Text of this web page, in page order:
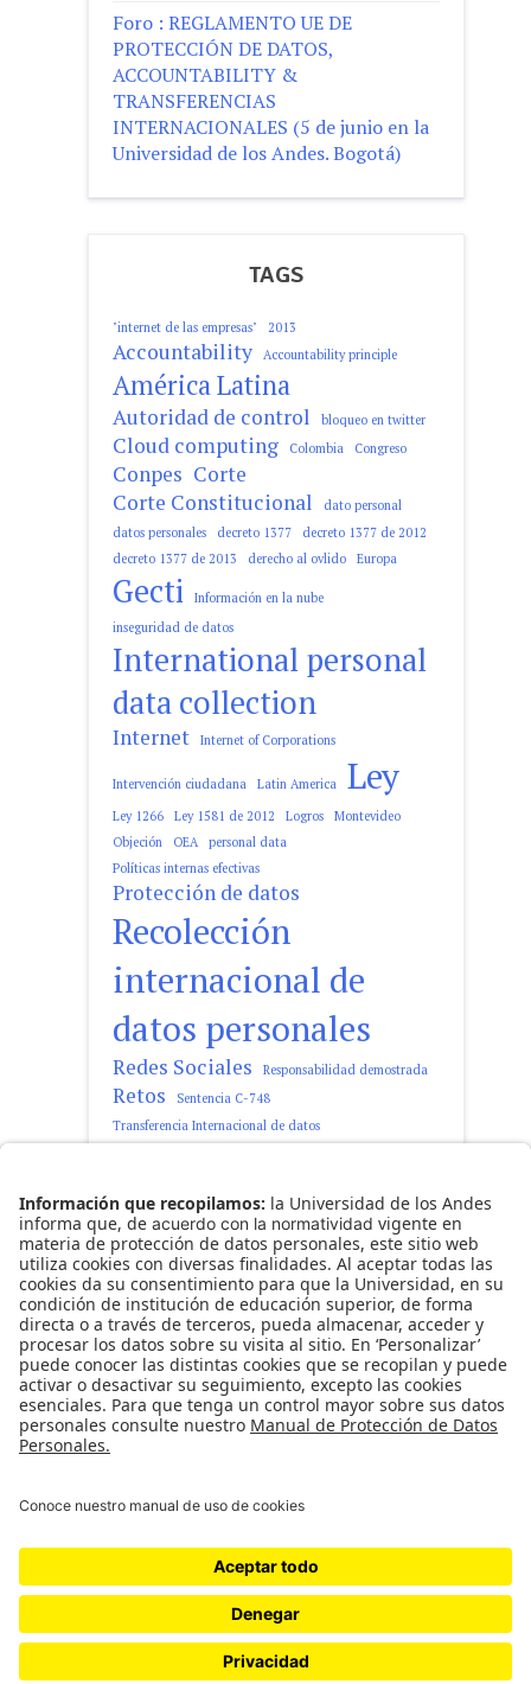
Foro : REGLAMENTO UE DE
PROTECCIÓN DE DATOS,
ACCOUNTABILITY &
TRANSFERENCIAS
INTERNACIONALES (5 de junio en la
Universidad de los Andes. Bogotá)
TAGS
"internet de las empresas" 2013
Accountability Accountability principle
América Latina
Autoridad de control bloqueo en twitter
Cloud computing Colombia Congreso
Conpes Corte
Corte Constitucional
dato personal
datos personales
decreto 1377
decreto 1377 de 2012
decreto 1377 de 2013
derecho al ovlido Europa
Gecti
Información en la nube
inseguridad de datos
International personal
data collection
Internet Internet of Corporations
Intervención ciudadana Latin America Ley
Ley 1266 Ley 1581 de 2012 Logros
Montevideo
Objeción
OEA
personal data
Políticas internas efectivas
Protección de datos
Recolección
internacional de
datos personales
Redes Sociales Responsabilidad demostrada
Retos
Sentencia C-748
Transferencia Internacional de datos
Observatorio Ciro Angarita Barón -
Universidad de los Andes | Vigilada Mineducación
del 30 de mayo de 1964.
Reconocimiento personería jurídica: Resolución
28 del 23 de febrero de 1949 Minjusticia.
Proudly powered by WordPress|
Theme: x-magazine by